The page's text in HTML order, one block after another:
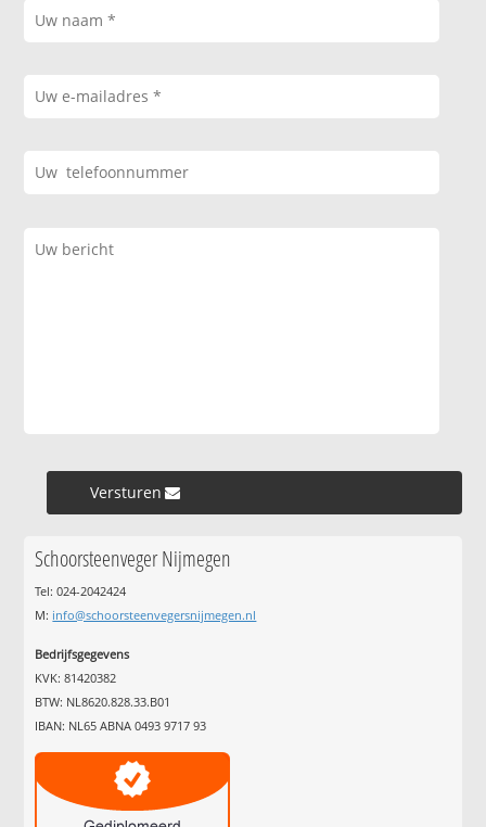
Versturen »
Schoorsteenveger Nijmegen
Tel: 024-2042424
M: info@schoorsteenvegersnijmegen.nl
Bedrijfsgegevens
KVK: 81420382
BTW: NL8620.828.33.B01
IBAN: NL65 ABNA 0493 9717 93